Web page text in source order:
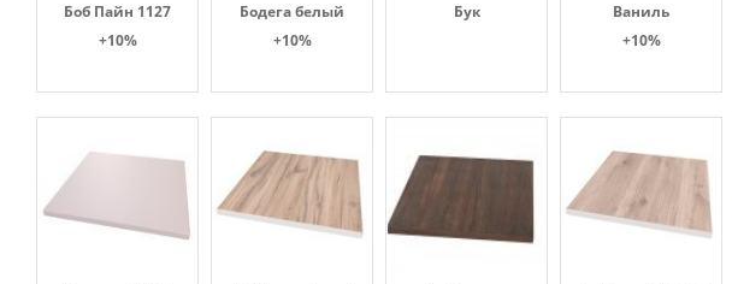
Боб Пайн 1127
+10%
Бодега белый
+10%
Бук
Ваниль
+10%